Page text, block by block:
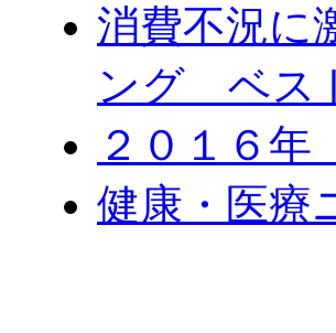
消費不況に
ング ベス
２０１６
健康・医療